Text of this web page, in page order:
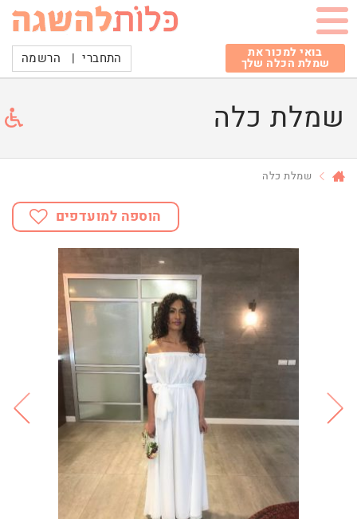
בואי למכור את
שמלת הכלה שלך התחברי | הרשמה
שמלת כלה
שמלת כלה
הוספה למועדפים